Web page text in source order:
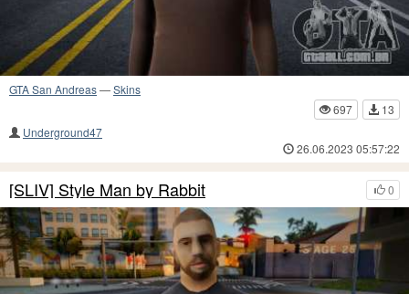
GTA San Andreas—Skins
697
13
Underground47
26.06.2023 05:57:22
0
[SLIV] Style Man by Rabbit